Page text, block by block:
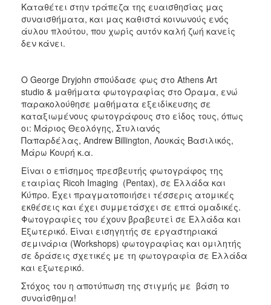
Καταθέτει στην τράπεζα της ευαισθησίας μας
συναισθήματα, και μας καθιστά κοινωνούς ενός
άυλου πλούτου, που χωρίς αυτόν καλή ζωή κανείς
δεν κάνει.
Ο George Dryjohn σπούδασε φως στο Athens Art
studio & μαθήματα φωτογραφίας στο Όραμα, ενώ
παρακολούθησε μαθήματα εξειδίκευσης σε
καταξιωμένους φωτογράφους στο είδος τους, όπως
οι: Μάριος Θεολόγης, Στυλιανός
Παπαρδέλας, Andrew Billington, Λουκάς Βασιλικός,
Μάρω Κουρή κ.α.
Είναι ο επίσημος πρεσβευτής φωτογράφος της
εταιρίας Ricoh Imaging (Pentax), σε Ελλάδα και
Κύπρο. Έχει πραγματοποιήσει τέσσερις ατομικές
εκθέσεις και έχει συμμετάσχει σε επτά ομαδικές.
Φωτογραφίες του έχουν βραβευτεί σε Ελλάδα και
Εξωτερικό. Είναι εισηγητής σε εργαστηριακά
σεμινάρια (Workshops) φωτογραφίας και ομιλητής
σε δράσεις σχετικές με τη φωτογραφία σε Ελλάδα
και εξωτερικό.
Στόχος του η αποτύπωση της στιγμής με βάση το
συναίσθημα!